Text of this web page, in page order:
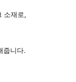
소재로,
줍니다.